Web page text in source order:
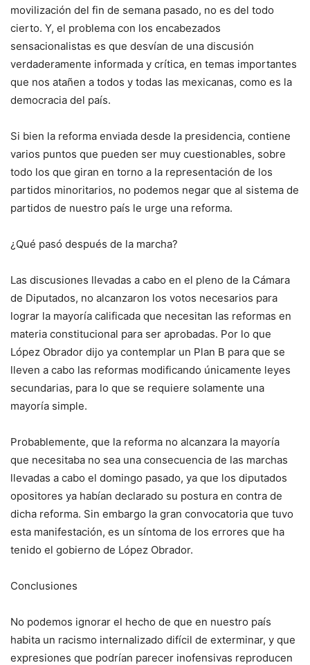
movilización del fin de semana pasado, no es del todo
cierto. Y, el problema con los encabezados
sensacionalistas es que desvían de una discusión
verdaderamente informada y crítica, en temas importantes
que nos atañen a todos y todas las mexicanas, como es la
democracia del país.
Si bien la reforma enviada desde la presidencia, contiene
varios puntos que pueden ser muy cuestionables, sobre
todo los que giran en torno a la representación de los
partidos minoritarios, no podemos negar que al sistema de
partidos de nuestro país le urge una reforma.
¿Qué pasó después de la marcha?
Las discusiones llevadas a cabo en el pleno de la Cámara
de Diputados, no alcanzaron los votos necesarios para
lograr la mayoría calificada que necesitan las reformas en
materia constitucional para ser aprobadas. Por lo que
López Obrador dijo ya contemplar un Plan B para que se
lleven a cabo las reformas modificando únicamente leyes
secundarias, para lo que se requiere solamente una
mayoría simple.
Probablemente, que la reforma no alcanzara la mayoría
que necesitaba no sea una consecuencia de las marchas
llevadas a cabo el domingo pasado, ya que los diputados
opositores ya habían declarado su postura en contra de
dicha reforma. Sin embargo la gran convocatoria que tuvo
esta manifestación, es un síntoma de los errores que ha
tenido el gobierno de López Obrador.
Conclusiones
No podemos ignorar el hecho de que en nuestro país
habita un racismo internalizado difícil de exterminar, y que
expresiones que podrían parecer inofensivas reproducen